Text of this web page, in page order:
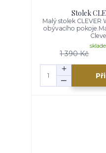
Stolek
Malý stolek CLEVER
obývacího
1 390 Kč